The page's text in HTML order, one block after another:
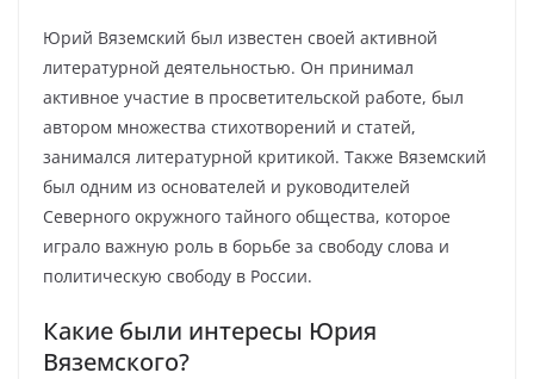
Юрий Вяземский был известен своей активной
литературной деятельностью. Он принимал
активное участие в просветительской работе, был
автором множества стихотворений и статей,
занимался литературной критикой. Также Вяземский
был одним из основателей и руководителей
Северного окружного тайного общества, которое
играло важную роль в борьбе за свободу слова и
политическую свободу в России.
Какие были интересы Юрия
Вяземского?